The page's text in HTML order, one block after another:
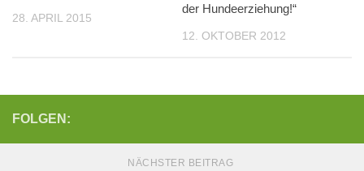
28. APRIL 2015
der Hundeerziehung!“
12. OKTOBER 2012
FOLGEN:
NÄCHSTER BEITRAG